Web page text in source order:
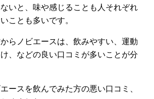
いと、味や感じることも人それぞれ
ことも多いです。
らノビエースは、飲みやすい、運動
、などの良い口コミが多いことが分
ースを飲んでみた方の悪い口コミ、